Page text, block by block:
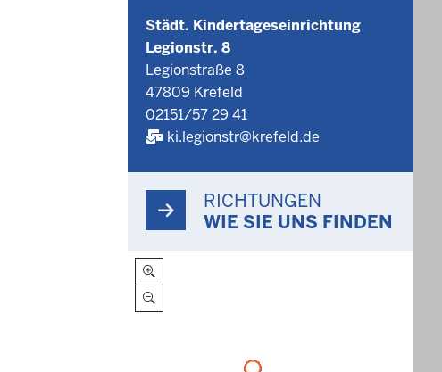
Städt. Kindertageseinrichtung
Legionstr. 8
Legionstraße 8
47809 Krefeld
02151/57 29 41
ki.legionstr@krefeld.de
RICHTUNGEN
WIE SIE UNS FINDEN